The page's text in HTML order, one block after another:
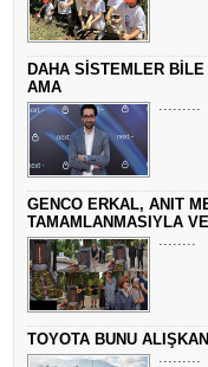
EMİR
BAYRAMDA
MACİT
DÜNYANIN
SANANLAR...
DAHA SİSTEMLER
AMA
.........
GENCO ERKAL, ANIT
TAMAMLANMASIYLA
........
TOYOTA BUNU
.........